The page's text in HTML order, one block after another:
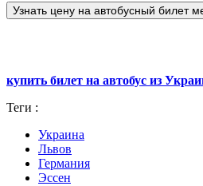
купить билет на автобус из
Теги :
Украина
Львов
Германия
Эссен